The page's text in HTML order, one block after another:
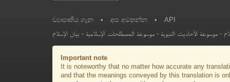
ව්‍යාපෘතිය ගැන • අප අමතන්න •
API
- موسوعة الأحاديث النبوية - موسوعة المصطلحات الإسلامية - بيان الإسلام
Important note
It is noteworthy that no matter how accurate any
and that the meanings conveyed by this translation is